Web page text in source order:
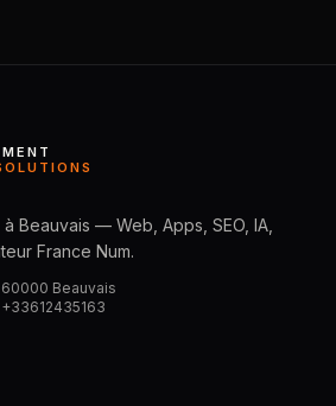
Beauvais — Web, Apps, SEO, IA,
France Num.
Beauvais
+33612435163